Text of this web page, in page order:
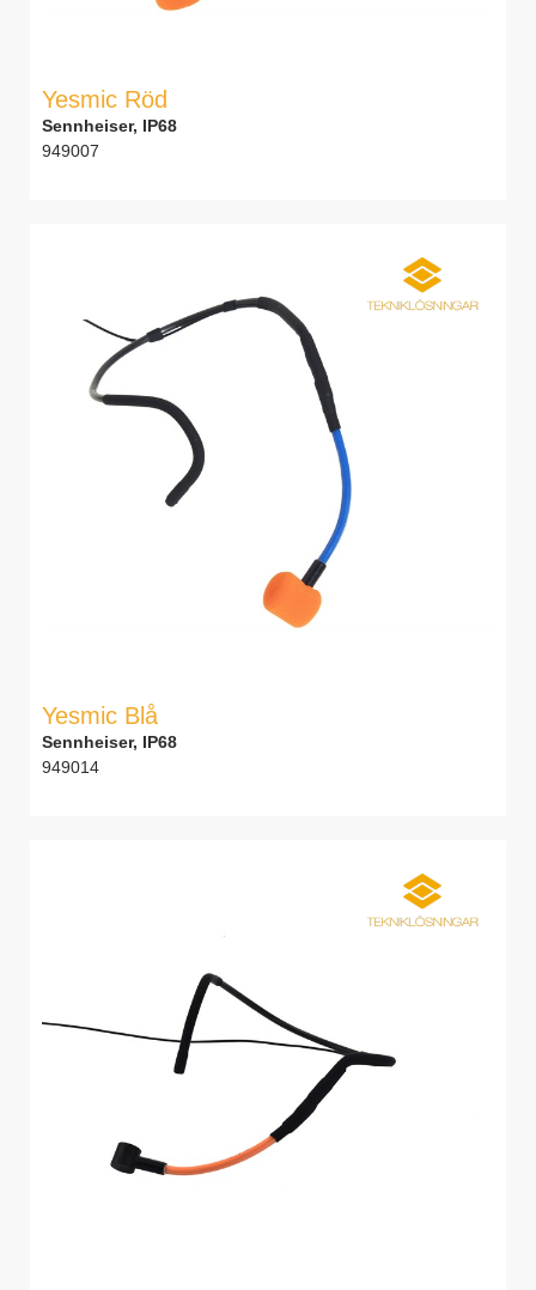
Yesmic Röd
Sennheiser, IP68
949007
Yesmic Blå
Sennheiser, IP68
949014